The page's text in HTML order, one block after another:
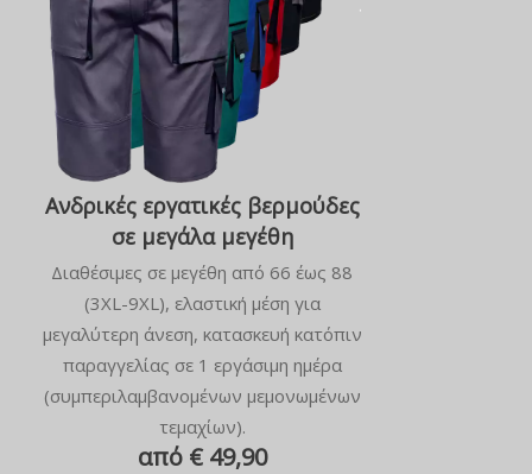
Ανδρικές εργατικές βερμούδες
σε μεγάλα μεγέθη
Διαθέσιμες σε μεγέθη από 66 έως 88
(3XL-9XL), ελαστική μέση για
μεγαλύτερη άνεση, κατασκευή κατόπιν
παραγγελίας σε 1 εργάσιμη ημέρα
(συμπεριλαμβανομένων μεμονωμένων
τεμαχίων).
από € 49,90